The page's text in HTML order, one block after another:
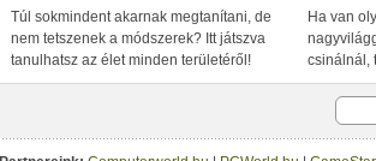
Túl sokmindent akarnak megtanítani, de
nem tetszenek a módszerek? Itt játszva
tanulhatsz az élet minden területéről!
Ha van
csinálnál,